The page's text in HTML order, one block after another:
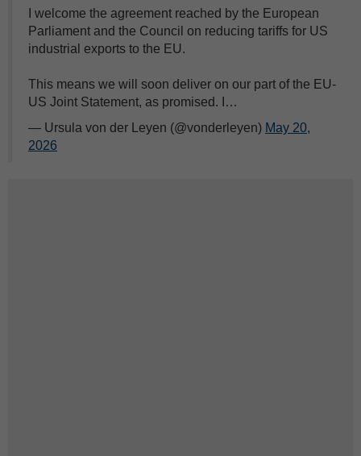
I welcome the agreement reached by the European
Parliament and the Council on reducing tariffs for US
industrial exports to the EU.
This means we will soon deliver on our part of the EU-
US Joint Statement, as promised. I…
— Ursula von der Leyen (@vonderleyen) May 20,
2026